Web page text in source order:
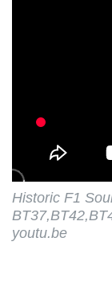
Historic F1
youtu.be